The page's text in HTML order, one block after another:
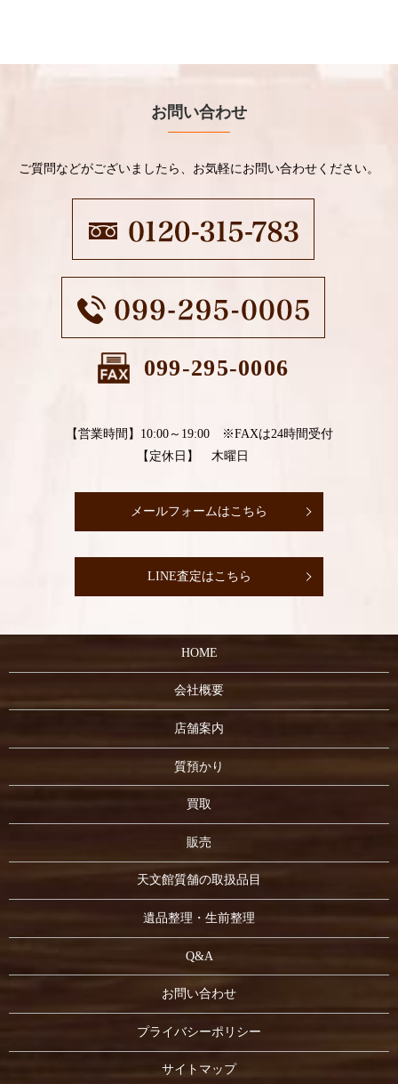
お問い合わせ
ご質問などがございましたら、お気軽にお問い合わせください。
099-295-0006
【営業時間】10:00～19:00 ※FAXは24時間受付
【定休日】 木曜日
メールフォームはこちら
LINE査定はこちら
HOME
会社概要
店舗案内
質預かり
買取
販売
天文館質舗の取扱品目
遺品整理・生前整理
Q&A
お問い合わせ
プライバシーポリシー
サイトマップ